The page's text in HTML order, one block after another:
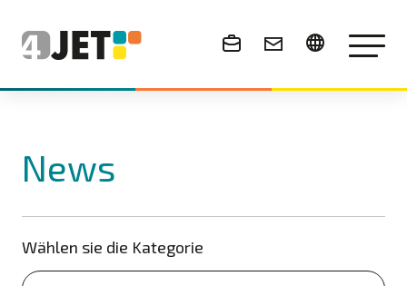
News & Events
News
Wählen sie die Kategorie